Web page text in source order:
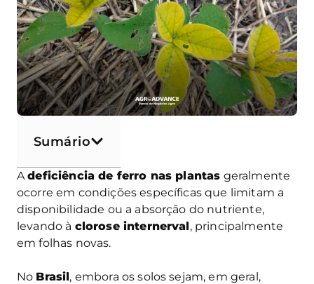
Sumário
Adeficiência de ferro nas plantas geralmente
ocorre em condições específicas que limitam a
disponibilidade ou a absorção do nutriente,
levando à clorose internerval, principalmente
em folhas novas.
No Brasil, embora os solos sejam, em geral,